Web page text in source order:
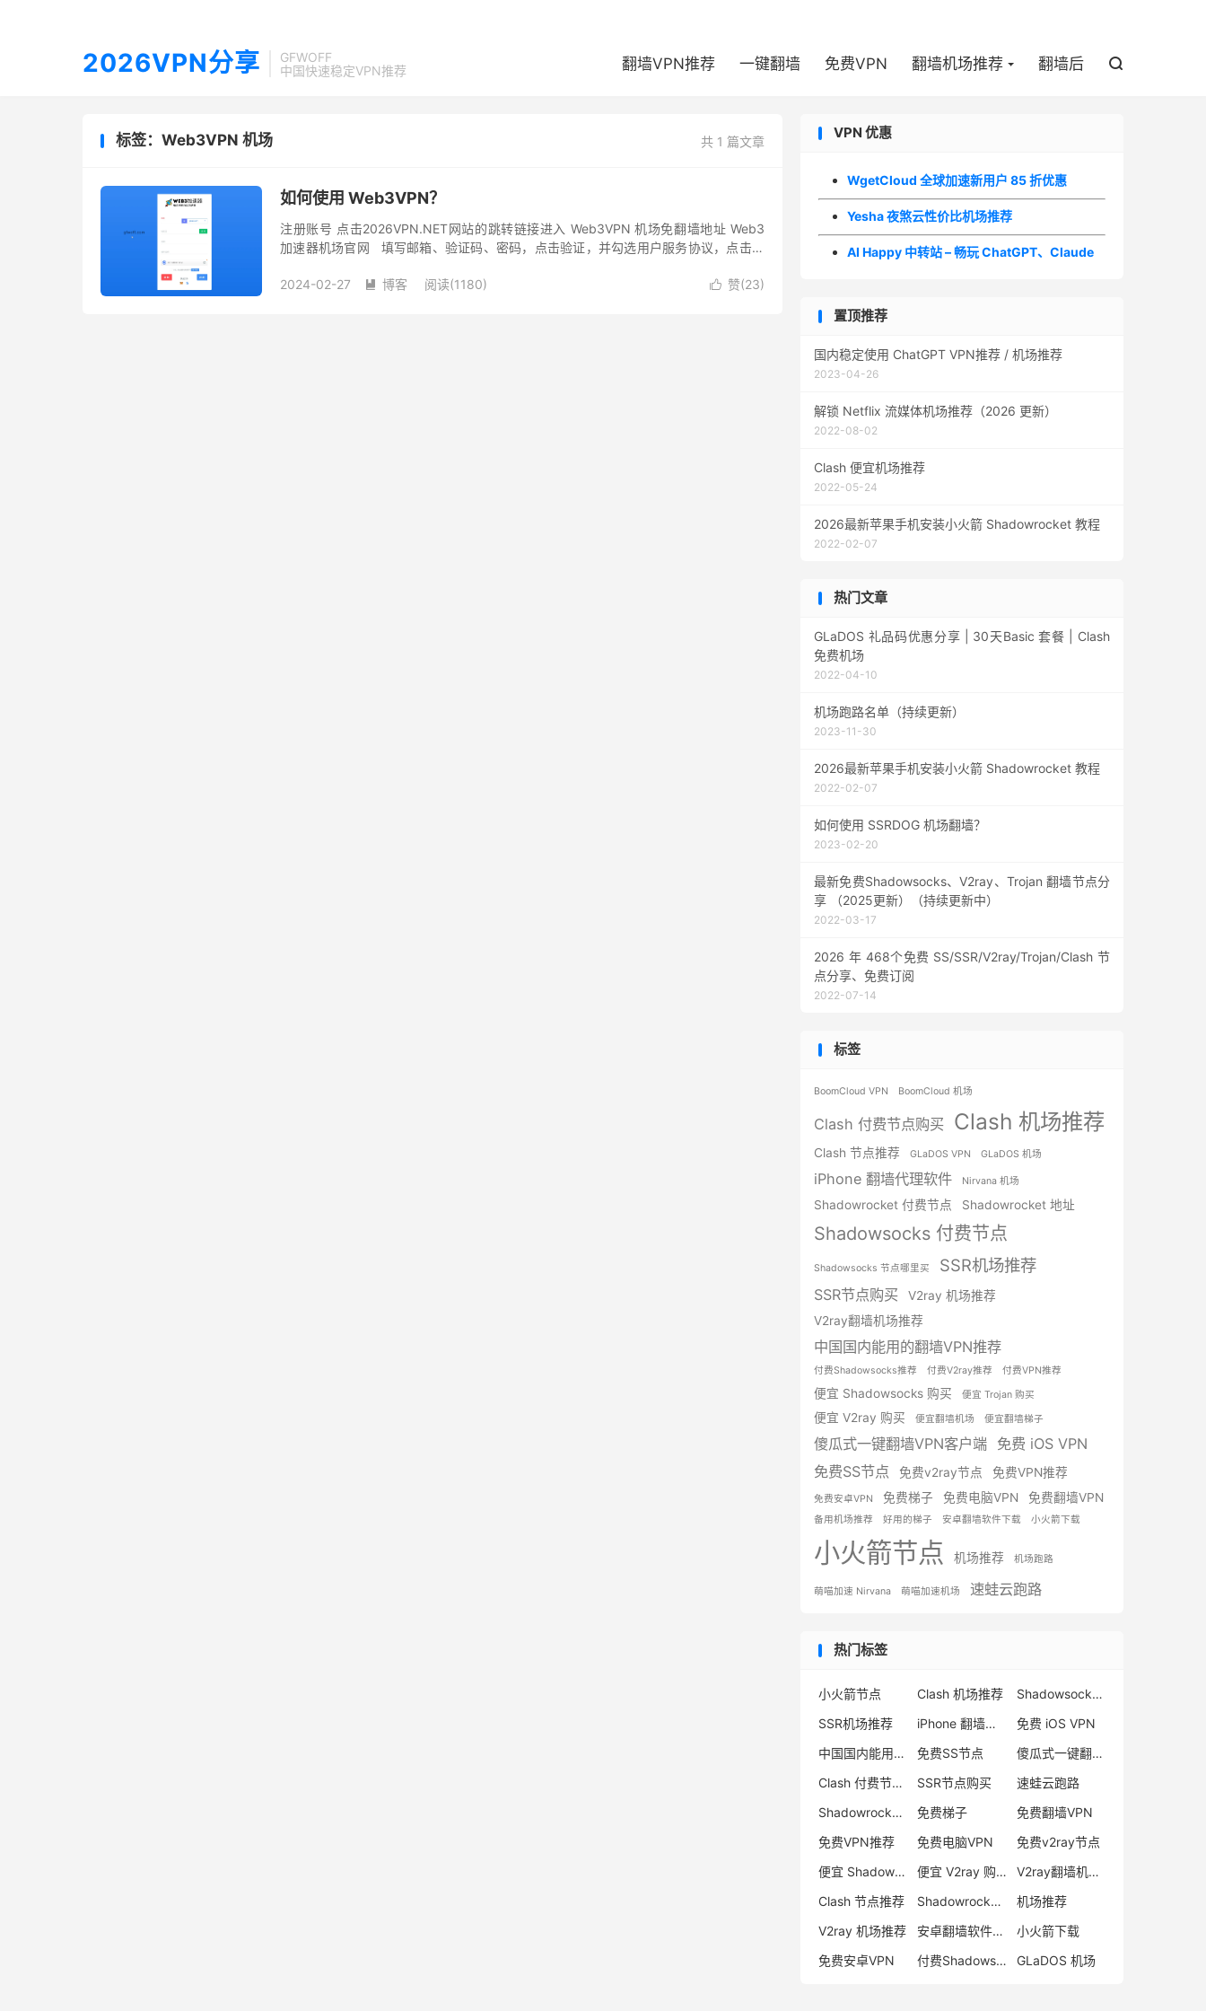
2026VPN分享
GFWOFF
中国快速稳定VPN推荐
翻墙VPN推荐 一键翻墙 免费VPN 翻墙机场推荐 翻墙后 
共 1 篇文章
标签：Web3VPN 机场
如何使用 Web3VPN？
注册账号 点击2026VPN.NET网站的跳转链接进入 Web3VPN 机场免翻墙地址 Web3
加速器机场官网 填写邮箱、验证码、密码，点击验证，并勾选用户服务协议，点击创
 赞(23)
2024-02-27  博客 阅读(1180)
VPN 优惠
WgetCloud 全球加速新用户 85 折优惠
Yesha 夜煞云性价比机场推荐
AI Happy 中转站 – 畅玩 ChatGPT、Claude
置顶推荐
国内稳定使用 ChatGPT VPN推荐 / 机场推荐
2023-04-26
解锁 Netflix 流媒体机场推荐（2026 更新）
2022-08-02
Clash 便宜机场推荐
2022-05-24
2026最新苹果手机安装小火箭 Shadowrocket 教程
2022-02-07
热门文章
GLaDOS 礼品码优惠分享 | 30天Basic 套餐 | Clash
免费机场
2022-04-10
机场跑路名单（持续更新）
2023-11-30
2026最新苹果手机安装小火箭 Shadowrocket 教程
2022-02-07
如何使用 SSRDOG 机场翻墙？
2023-02-20
最新免费Shadowsocks、V2ray、Trojan 翻墙节点分
享 （2025更新）（持续更新中）
2022-03-17
2026 年 468个免费 SS/SSR/V2ray/Trojan/Clash 节
点分享、免费订阅
2022-07-14
标签
BoomCloud VPN BoomCloud 机场
Clash 付费节点购买 Clash 机场推荐
Clash 节点推荐 GLaDOS VPN GLaDOS 机场
iPhone 翻墙代理软件 Nirvana 机场
Shadowrocket 付费节点 Shadowrocket 地址
Shadowsocks 付费节点
Shadowsocks 节点哪里买 SSR机场推荐
SSR节点购买
V2ray 机场推荐
V2ray翻墙机场推荐
中国国内能用的翻墙VPN推荐
付费Shadowsocks推荐 付费V2ray推荐 付费VPN推荐
便宜 Shadowsocks 购买 便宜 Trojan 购买
便宜 V2ray 购买 便宜翻墙机场 便宜翻墙梯子
傻瓜式一键翻墙VPN客户端 免费 iOS VPN
免费SS节点
免费v2ray节点 免费VPN推荐
免费安卓VPN 免费梯子 免费电脑VPN 免费翻墙VPN
备用机场推荐 好用的梯子 安卓翻墙软件下载 小火箭下载
小火箭节点 机场推荐 机场跑路
萌喵加速 Nirvana 萌喵加速机场 速蛙云跑路
热门标签
小火箭节点 Clash 机场推荐
Shadowsocks 付费节点
SSR机场推荐
iPhone 翻墙代理软件
免费 iOS VPN
中国国内能用的翻墙VPN推荐
免费SS节点
傻瓜式一键翻墙VPN客户端
Clash 付费节点购买
SSR节点购买
速蛙云跑路
Shadowrocket 地址
免费梯子
免费翻墙VPN
免费VPN推荐
免费电脑VPN
免费v2ray节点
便宜 Shadowsocks 购买
便宜 V2ray 购买
V2ray翻墙机场推荐
Clash 节点推荐
Shadowrocket 付费节点
机场推荐
V2ray 机场推荐
安卓翻墙软件下载
小火箭下载
免费安卓VPN
付费Shadowsocks推荐 GLaDOS 机场